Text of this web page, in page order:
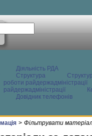
Діяльність РДА
Структура
роботи райдержадміністрації
райдержадміністрації
Довідник телефонів
> Фільтрувати